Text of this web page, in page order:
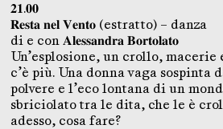
𝟐𝟏.𝟎𝟎
𝐑𝐞𝐬𝐭𝐚 𝐧𝐞𝐥 𝐕𝐞𝐧𝐭𝐨 (estratto) – danza
di e con 𝐀𝐥𝐞𝐬𝐬𝐚𝐧𝐝𝐫𝐚 𝐁𝐨𝐫𝐭𝐨𝐥𝐚𝐭𝐨
Un’esplosione, un crollo, macerie
c’è più. Una donna vaga sospinta
polvere e l’eco lontana di un
sbriciolato tra le dita, che le è
adesso, cosa fare?